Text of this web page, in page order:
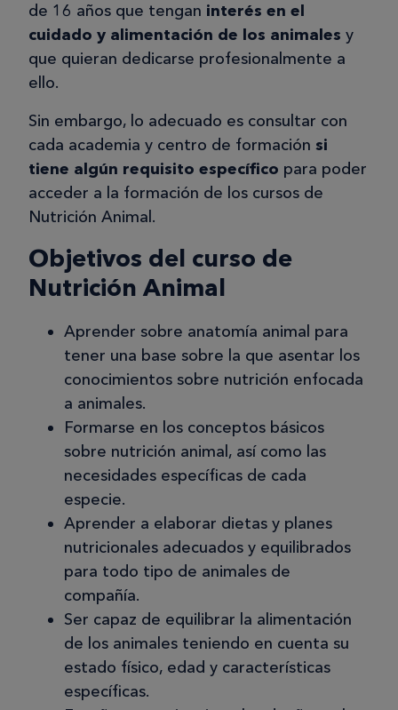
de 16 años que tengan interés en el
cuidado y alimentación de los animales y
que quieran dedicarse profesionalmente a
ello.
Sin embargo, lo adecuado es consultar con
cada academia y centro de formación si
tiene algún requisito específico para poder
acceder a la formación de los cursos de
Nutrición Animal.
Objetivos del curso de
Nutrición Animal
Aprender sobre anatomía animal para
tener una base sobre la que asentar los
conocimientos sobre nutrición enfocada
a animales.
Formarse en los conceptos básicos
sobre nutrición animal, así como las
necesidades específicas de cada
especie.
Aprender a elaborar dietas y planes
nutricionales adecuados y equilibrados
para todo tipo de animales de
compañía.
Ser capaz de equilibrar la alimentación
de los animales teniendo en cuenta su
estado físico, edad y características
específicas.